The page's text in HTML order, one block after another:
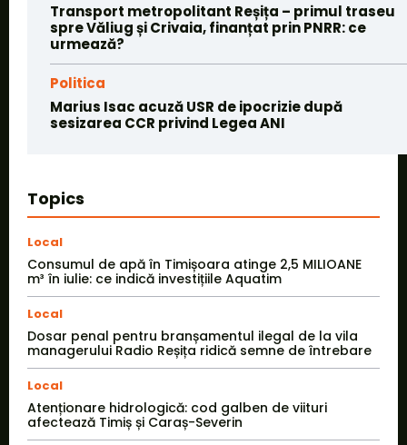
Transport metropolitant Reșița – primul traseu
spre Văliug și Crivaia, finanțat prin PNRR: ce
urmează?
Politica
Marius Isac acuză USR de ipocrizie după
sesizarea CCR privind Legea ANI
Topics
Local
Consumul de apă în Timișoara atinge 2,5 MILIOANE
m³ în iulie: ce indică investițiile Aquatim
Local
Dosar penal pentru branșamentul ilegal de la vila
managerului Radio Reșița ridică semne de întrebare
Local
Atenționare hidrologică: cod galben de viituri
afectează Timiș și Caraș-Severin